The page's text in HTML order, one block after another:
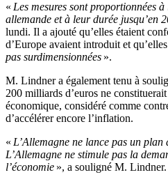
« Les mesures sont proportionnées
allemande et à leur durée jusqu’en
lundi. Il a ajouté qu’elles étaient
d’Europe avaient introduit et
pas surdimensionnées ».
M. Lindner a également tenu à
200 milliards d’euros ne
économique, considéré comme
d’accélérer encore l’inflation.
« L’Allemagne ne lance pas un plan
L’Allemagne ne stimule pas la
l’économie », a souligné M. Lindner.